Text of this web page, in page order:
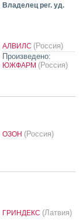
Владелец рег. уд.
АЛВИЛС (Россия)
Произведено:
ЮЖФАРМ (Россия)
ОЗОН (Россия)
ГРИНДЕКС (Латвия)